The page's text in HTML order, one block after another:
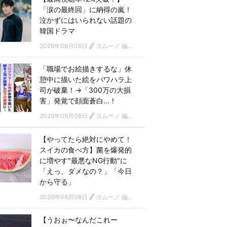
「涙の最終回」に納得の嵐！
泣かずにはいられない話題の
韓国ドラマ
2026年08月08日 ヨムーノ 編集部 韓国ドラマチーム
「職場でお絵描きするな」休
憩中に描いた絵をパワハラ上
司が破棄！→「300万の大損
害」発覚で顔面蒼白…！
2026年08月08日 ヨムーノ 編集部
【やってたら絶対にやめて！
スイカの食べ方】菌を爆発的
に増やす"最悪なNG行動"に
「えっ、ダメなの？」「今日
から守る」
2026年08月08日 ヨムーノ 編集部
【うおぉ〜なんだこれー